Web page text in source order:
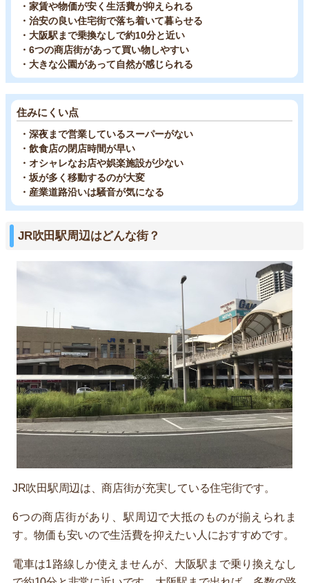
・家賃や物価が安く生活費が抑えられる
・治安の良い住宅街で落ち着いて暮らせる
・大阪駅まで乗換なしで約10分と近い
・6つの商店街があって買い物しやすい
・大きな公園があって自然が感じられる
住みにくい点
・深夜まで営業しているスーパーがない
・飲食店の閉店時間が早い
・オシャレなお店や娯楽施設が少ない
・坂が多く移動するのが大変
・産業道路沿いは騒音が気になる
JR吹田駅周辺はどんな街？
JR吹田駅周辺は、商店街が充実している住宅街です。
6つの商店街があり、駅周辺で大抵のものが揃えられま
す。物価も安いので生活費を抑えたい人におすすめです。
電車は1路線しか使えませんが、大阪駅まで乗り換えなし